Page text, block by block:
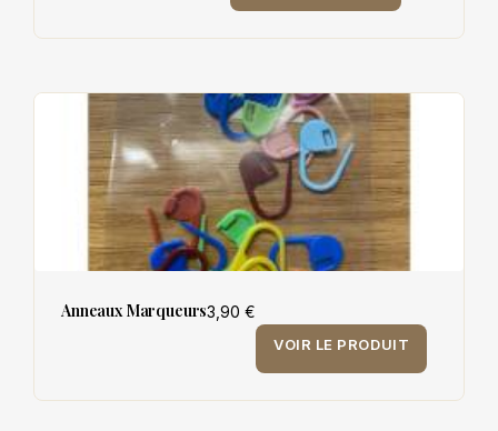
Anneaux Marqueurs3,90 €
VOIR LE PRODUIT